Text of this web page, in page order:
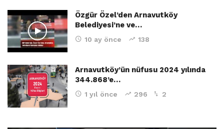
Özgür Özel’den Arnavutköy
Belediyesi’ne ve…
10 ay önce 138
Arnavutköy’ün nüfusu 2024 yılında
344.868’e…
1 yıl önce 296 2